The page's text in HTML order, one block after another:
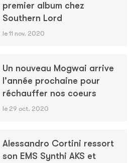
premier album chez
Southern Lord
le 11 nov. 2020
Un nouveau Mogwai arrive
l'année prochaine pour
réchauffer nos coeurs
le 29 oct. 2020
Alessandro Cortini ressort
son EMS Synthi AKS et